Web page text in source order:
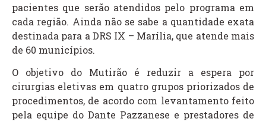
pacientes que serão atendidos pelo programa em
cada região. Ainda não se sabe a quantidade exata
destinada para a DRS IX – Marília, que atende mais
de 60 municípios.
O objetivo do Mutirão é reduzir a espera por
cirurgias eletivas em quatro grupos priorizados de
procedimentos, de acordo com levantamento feito
pela equipe do Dante Pazzanese e prestadores de